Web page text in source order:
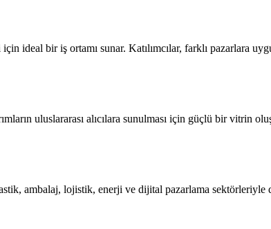
ideal bir iş ortamı sunar. Katılımcılar, farklı pazarlara
uluslararası alıcılara sunulması için güçlü bir vitrin
ambalaj, lojistik, enerji ve dijital pazarlama